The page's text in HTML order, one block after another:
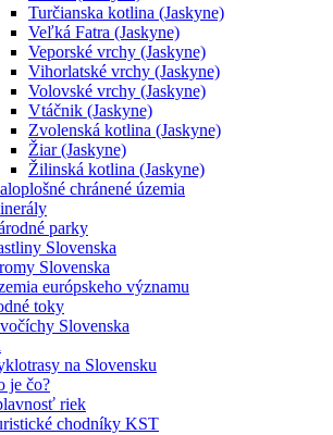
Turčianska kotlina (Jaskyne)
Veľká Fatra (Jaskyne)
Veporské vrchy (Jaskyne)
Vihorlatské vrchy (Jaskyne)
Volovské vrchy (Jaskyne)
Vtáčnik (Jaskyne)
Zvolenská kotlina (Jaskyne)
Žiar (Jaskyne)
Žilinská kotlina (Jaskyne)
chránené územia
parky
Slovenska
Slovenska
európskeho významu
toky
Slovenska
na Slovensku
je čo?
riek
chodníky KST